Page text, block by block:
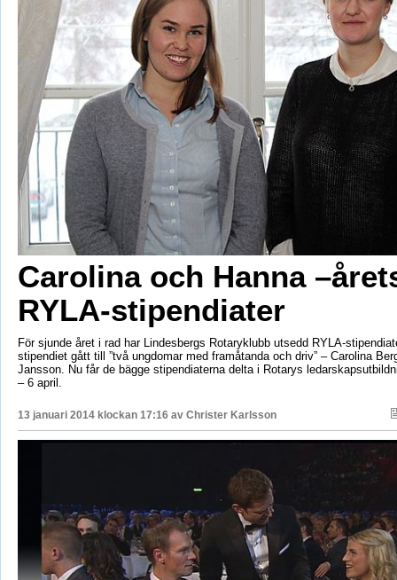
Carolina och Hanna
RYLA-stipendiater
För sjunde året i rad har Lindesbergs Rotaryklubb utsedd RYLA-
stipendiet gått till ”två ungdomar med framåtanda och driv” – Carolina
Jansson. Nu får de bägge stipendiaterna delta i Rotarys
– 6 april.
13 januari 2014 klockan 17:16 av Christer Karlsson